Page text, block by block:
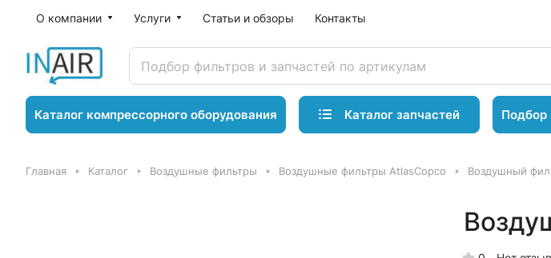
О компании Услуги Статьи и обзоры Контакты
Каталог компрессорного оборудования Каталог запчастей Подбор
Главная Каталог Воздушные фильтры Воздушные фильтры AtlasCopco Воздушный